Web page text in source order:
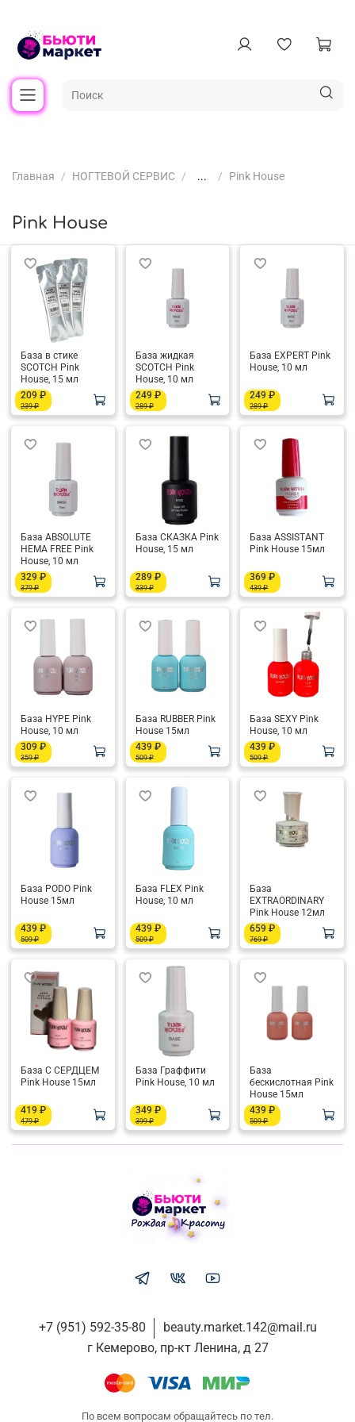
Главная НОГТЕВОЙ СЕРВИС ... Pink House
Pink House
База в стике
SCOTCH Pink
House, 15 мл
209 ₽
239 ₽
База жидкая
SCOTCH Pink
House, 10 мл
249 ₽
289 ₽
База EXPERT Pink
House, 10 мл
249 ₽
289 ₽
База ABSOLUTE
HEMA FREE Pink
House, 10 мл
329 ₽
379 ₽
База СКАЗКА Pink
House, 15 мл
289 ₽
339 ₽
База ASSISTANT
Pink House 15мл
369 ₽
439 ₽
База HYPE Pink
House, 10 мл
309 ₽
359 ₽
База RUBBER Pink
House 15мл
439 ₽
509 ₽
База SEXY Pink
House, 10 мл
439 ₽
509 ₽
База PODO Pink
House 15мл
439 ₽
509 ₽
База FLEX Pink
House, 10 мл
439 ₽
509 ₽
База
EXTRAORDINARY
Pink House 12мл
659 ₽
769 ₽
База С СЕРДЦЕМ
Pink House 15мл
419 ₽
479 ₽
База Граффити
Pink House, 10 мл
349 ₽
399 ₽
База
бескислотная Pink
House 15мл
439 ₽
509 ₽
+7 (951) 592-35-80
beauty.market.142@mail.ru
г Кемерово, пр-кт Ленина, д 27
По всем вопросам обращайтесь по тел.